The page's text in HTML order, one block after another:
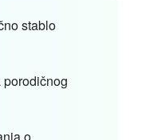
stablo